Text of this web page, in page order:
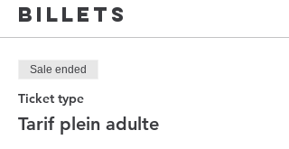
Billets
Sale ended
Ticket type
Tarif plein adulte